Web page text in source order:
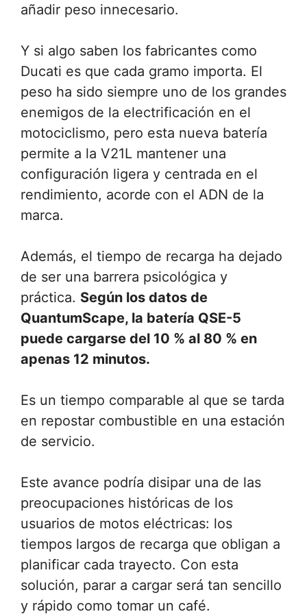
añadir peso innecesario.
Y si algo saben los fabricantes como
Ducati es que cada gramo importa. El
peso ha sido siempre uno de los grandes
enemigos de la electrificación en el
motociclismo, pero esta nueva batería
permite a la V21L mantener una
configuración ligera y centrada en el
rendimiento, acorde con el ADN de la
marca.
Además, el tiempo de recarga ha dejado
de ser una barrera psicológica y
práctica. Según los datos de
QuantumScape, la batería QSE-5
puede cargarse del 10 % al 80 % en
apenas 12 minutos.
Es un tiempo comparable al que se tarda
en repostar combustible en una estación
de servicio.
Este avance podría disipar una de las
preocupaciones históricas de los
usuarios de motos eléctricas: los
tiempos largos de recarga que obligan a
planificar cada trayecto. Con esta
solución, parar a cargar será tan sencillo
y rápido como tomar un café.